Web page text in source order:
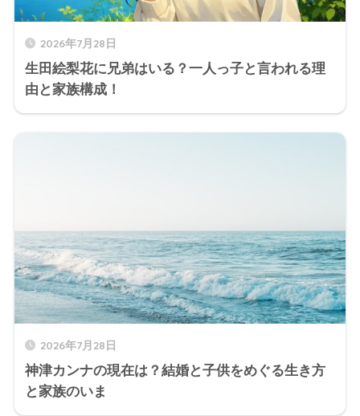
2026年7月28日
生田絵梨花に兄弟はいる？一人っ子と言われる理
由と家族構成！
2026年7月28日
神津カンナの現在は？結婚と子供をめぐる生き方
と家族のいま